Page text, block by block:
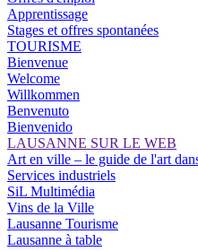
Apprentissage
Stages et offres spontanées
TOURISME
Bienvenue
Welcome
Willkommen
Benvenuto
Bienvenido
LAUSANNE SUR LE WEB
Art en ville – le guide de l'art
Services industriels
SiL Multimédia
Vins de la Ville
Lausanne Tourisme
Lausanne à table